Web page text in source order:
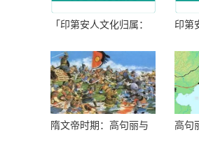
「印第安人文化归属：
印第
隋文帝时期：高句丽与
高句